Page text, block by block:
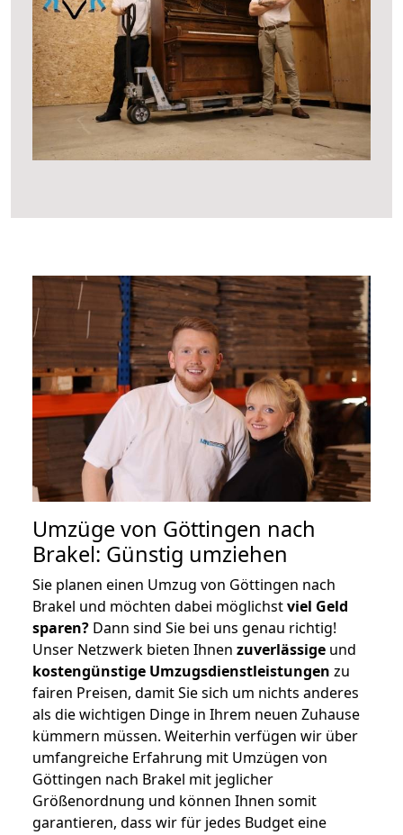
Umzüge von Göttingen nach
Brakel: Günstig umziehen
Sie planen einen Umzug von Göttingen nach
Brakel und möchten dabei möglichstviel Geld
sparen? Dann sind Sie bei uns genau richtig!
Unser Netzwerk bieten Ihnen zuverlässige und
kostengünstige Umzugsdienstleistungen zu
fairen Preisen, damit Sie sich um nichts anderes
als die wichtigen Dinge in Ihrem neuen Zuhause
kümmern müssen. Weiterhin verfügen wir über
umfangreiche Erfahrung mit Umzügen von
Göttingen nach Brakel mit jeglicher
Größenordnung und können Ihnen somit
garantieren, dass wir für jedes Budget eine